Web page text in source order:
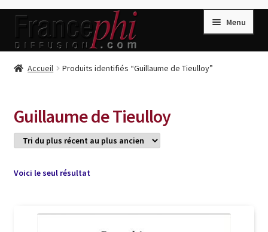
Aller
la
Aller
contenu
Menu
Accueil
Conditions de Vente
Connection
Listes d’Envies
Accueil Produits identifiés “Guillaume de Tieulloy”
Guillaume de Tieulloy
Voici le seul résultat